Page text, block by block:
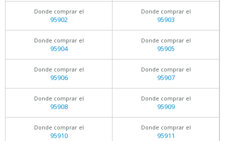
Donde comprar el
95902
Donde comprar el
95903
Donde comprar el
95904
Donde comprar el
95905
Donde comprar el
95906
Donde comprar el
95907
Donde comprar el
95908
Donde comprar el
95909
Donde comprar el
95910
Donde comprar el
95911